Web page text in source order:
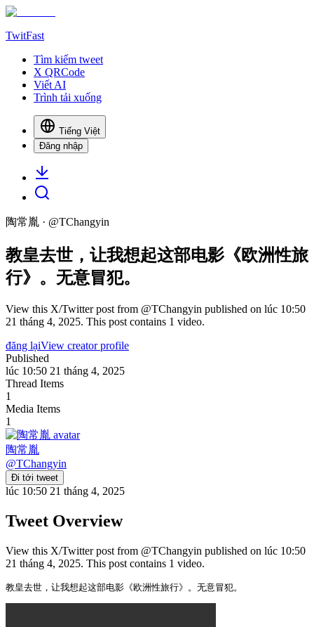
TwitFast
Tìm kiếm tweet
X QRCode
Viết AI
Trình tải xuống
Tiếng Việt
Đăng nhập
陶常胤 · @TChangyin
教皇去世，让我想起这部电影《欧洲性旅
行》。无意冒犯。
View this X/Twitter post from @TChangyin published on lúc 10:50
21 tháng 4, 2025. This post contains 1 video.
đăng lạiView creator profile
Published
lúc 10:50 21 tháng 4, 2025
Thread Items
1
Media Items
1
陶常胤
@TChangyin
Đi tới tweet
lúc 10:50 21 tháng 4, 2025
Tweet Overview
View this X/Twitter post from @TChangyin published on lúc 10:50
21 tháng 4, 2025. This post contains 1 video.
教皇去世，让我想起这部电影《欧洲性旅行》。无意冒犯。